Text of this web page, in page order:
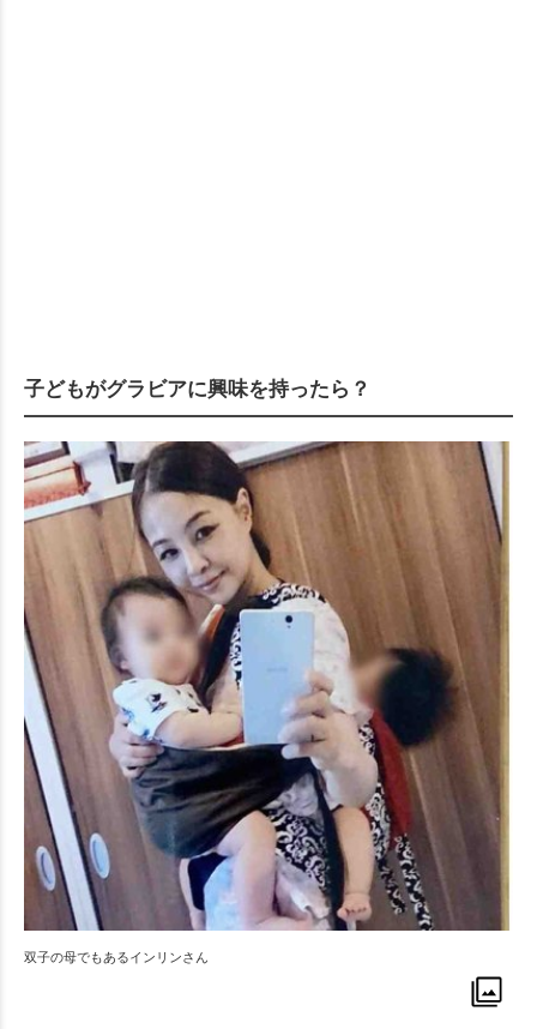
子どもがグラビアに興味を持ったら？
双子の母でもあるインリンさん